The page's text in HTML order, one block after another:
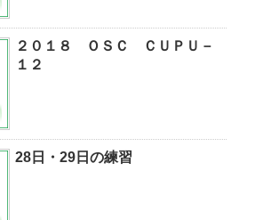
２０１８ ＯＳＣ ＣＵＰＵ－
１２
28日・29日の練習